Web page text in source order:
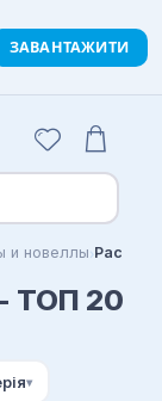
и новеллы›
ТОП 20
ЗАВАНТАЖИТИ